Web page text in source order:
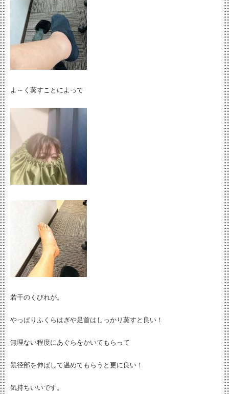
よ～く蒸すことによって
若干のくびれが。
やっぱりふくらはぎや足首はしっかり蒸すと良い！
無理ない程度にあぐらをかいてもらって
鼠径部を伸ばして温めてもらうと更に良い！
気持ちいいです。